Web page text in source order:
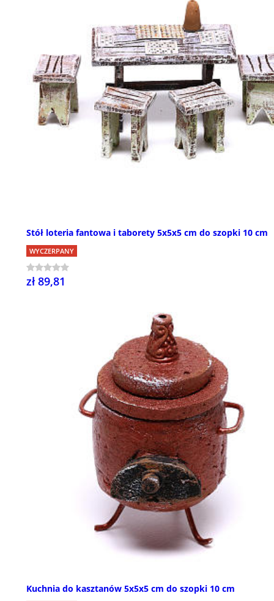
Stół loteria fantowa i taborety 5x5x5 cm do szopki 10 cm
WYCZERPANY
zł 89,81
Kuchnia do kasztanów 5x5x5 cm do szopki 10 cm